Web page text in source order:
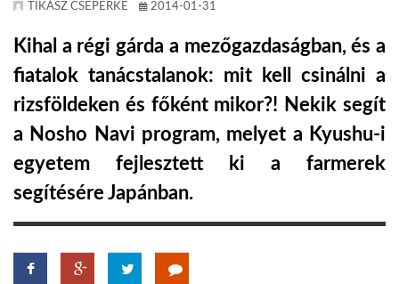
GLOBOTV
AFRIKA TUDÁSTÁR
A NAP SZÉPE
GLOBOZSARU
TIKÁSZ CSEPERKE 2014-01-31
Kihal a régi gárda a mezőgazdaságban, és a
fiatalok tanácstalanok: mit kell csinálni a
rizsföldeken és főként mikor?! Nekik segít
a Nosho Navi program, melyet a Kyushu-i
egyetem fejlesztett ki a farmerek
segítésére Japánban.